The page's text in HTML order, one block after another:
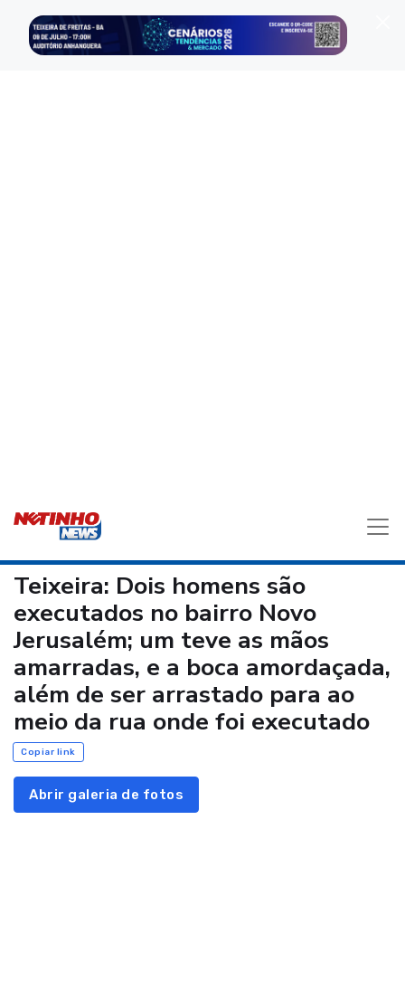
Teixeira: Dois homens são
executados no bairro Novo
Jerusalém; um teve as mãos
amarradas, e a boca amordaçada,
além de ser arrastado para ao
meio da rua onde foi executado
Copiar link
Abrir galeria de fotos